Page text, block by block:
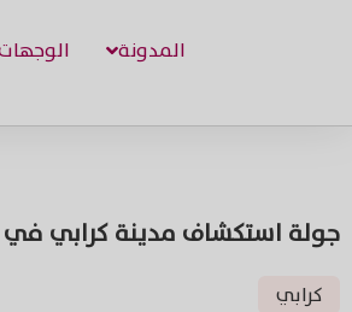
المدونة
جولة استكشاف مدينة كرابي في 4 ساعات
كرابي